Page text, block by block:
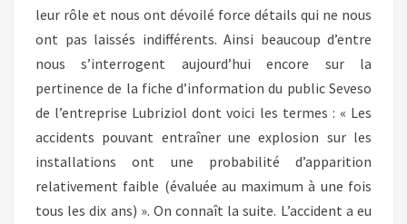
leur rôle et nous ont dévoilé force détails qui ne nous
ont pas laissés indifférents. Ainsi beaucoup d’entre
nous s’interrogent aujourd’hui encore sur la
pertinence de la fiche d’information du public Seveso
de l’entreprise Lubriziol dont voici les termes : « Les
accidents pouvant entraîner une explosion sur les
installations ont une probabilité d’apparition
relativement faible (évaluée au maximum à une fois
tous les dix ans) ». On connaît la suite. L’accident a eu